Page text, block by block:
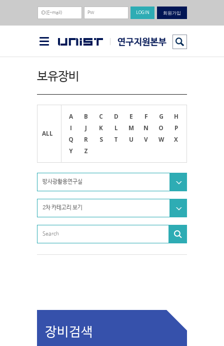
회원가입
보유장비
ALL
A B C D E F G
H
I
J K L M N O
P
Q
R S T U V W
X
Y
Z
방사광활용연구실
2차 카테고리 보기
장비검색